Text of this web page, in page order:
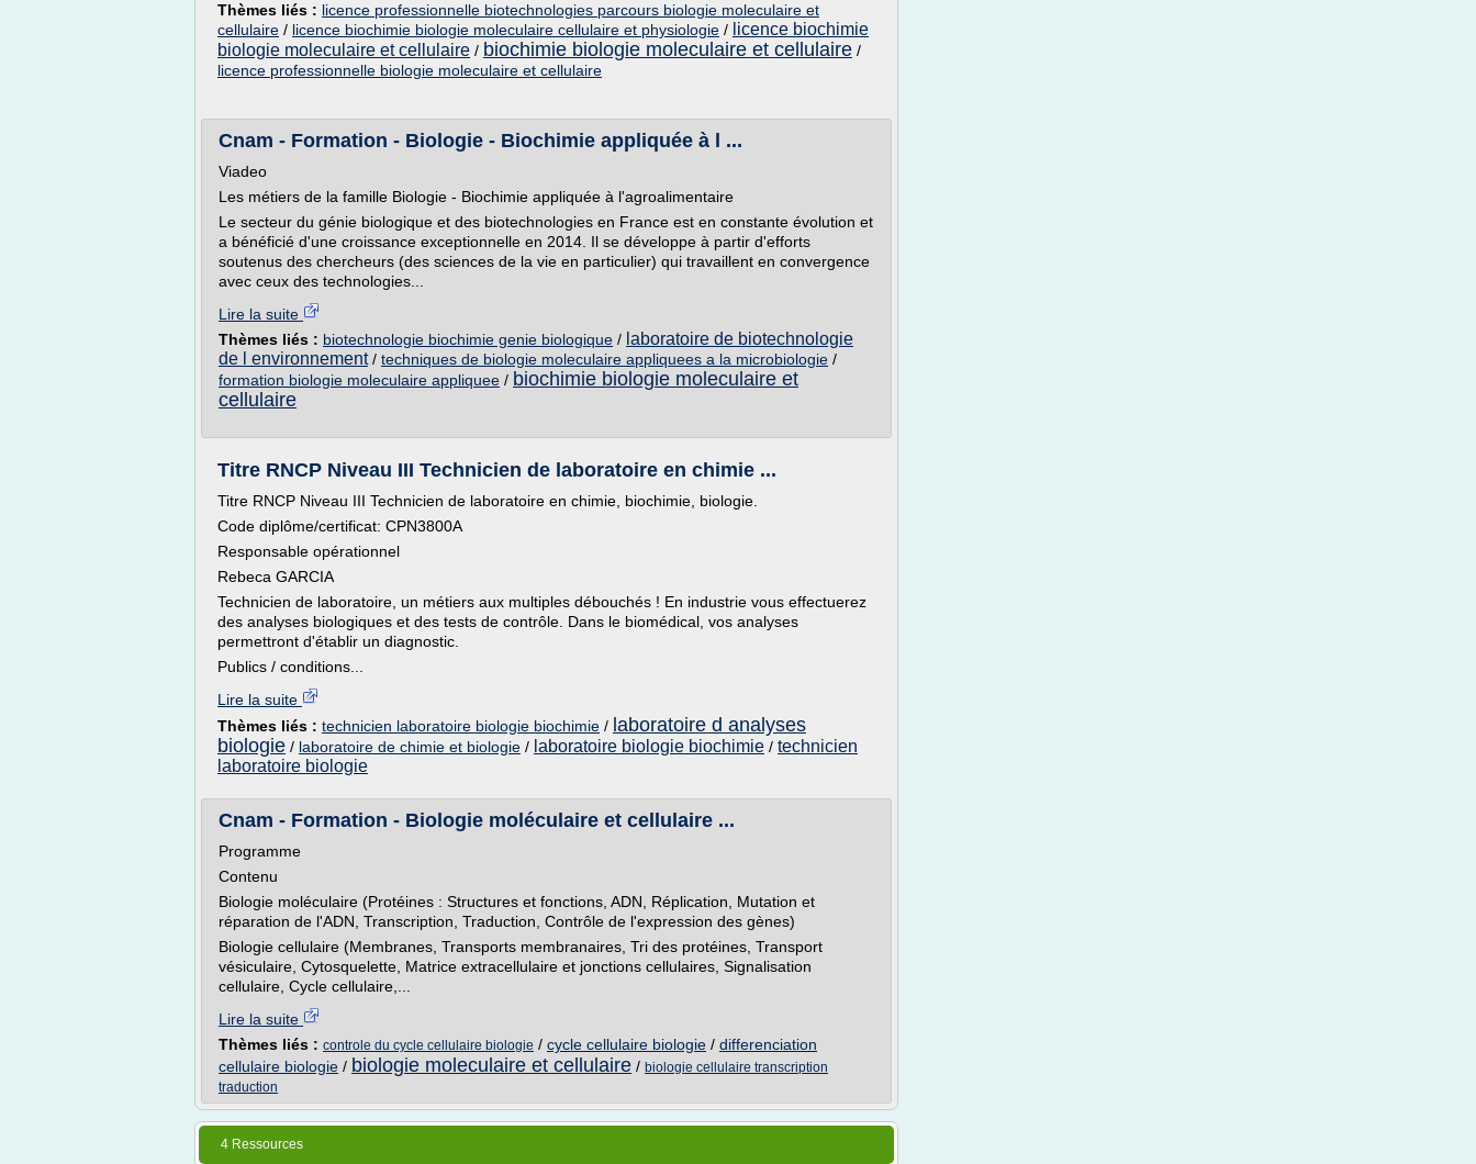
Thèmes liés : licence professionnelle biotechnologies parcours biologie moleculaire et
cellulaire / licence biochimie biologie moleculaire cellulaire et physiologie / licence biochimie
biologie moleculaire et cellulaire / biochimie biologie moleculaire et cellulaire /
licence professionnelle biologie moleculaire et cellulaire
Cnam - Formation - Biologie - Biochimie appliquée à l ...
Viadeo
Les métiers de la famille Biologie - Biochimie appliquée à l'agroalimentaire
Le secteur du génie biologique et des biotechnologies en France est en constante évolution et
a bénéficié d'une croissance exceptionnelle en 2014. Il se développe à partir d'efforts
soutenus des chercheurs (des sciences de la vie en particulier) qui travaillent en convergence
avec ceux des technologies...
Lire la suite
Thèmes liés : biotechnologie biochimie genie biologique / laboratoire de biotechnologie
de l environnement/ techniques de biologie moleculaire appliquees a la microbiologie /
formation biologie moleculaire appliquee / biochimie biologie moleculaire et
cellulaire
Titre RNCP Niveau III Technicien de laboratoire en chimie ...
Titre RNCP Niveau III Technicien de laboratoire en chimie, biochimie, biologie.
Code diplôme/certificat: CPN3800A
Responsable opérationnel
Rebeca GARCIA
Technicien de laboratoire, un métiers aux multiples débouchés ! En industrie vous effectuerez
des analyses biologiques et des tests de contrôle. Dans le biomédical, vos analyses
permettront d'établir un diagnostic.
Publics / conditions...
Lire la suite
Thèmes liés : technicien laboratoire biologie biochimie / laboratoire d analyses
biologie / laboratoire de chimie et biologie / laboratoire biologie biochimie / technicien
laboratoire biologie
Cnam - Formation - Biologie moléculaire et cellulaire ...
Programme
Contenu
Biologie moléculaire (Protéines : Structures et fonctions, ADN, Réplication, Mutation et
réparation de l'ADN, Transcription, Traduction, Contrôle de l'expression des gènes)
Biologie cellulaire (Membranes, Transports membranaires, Tri des protéines, Transport
vésiculaire, Cytosquelette, Matrice extracellulaire et jonctions cellulaires, Signalisation
cellulaire, Cycle cellulaire,...
Lire la suite
Thèmes liés : controle du cycle cellulaire biologie / cycle cellulaire biologie / differenciation
cellulaire biologie / biologie moleculaire et cellulaire / biologie cellulaire transcription
traduction
4 Ressources